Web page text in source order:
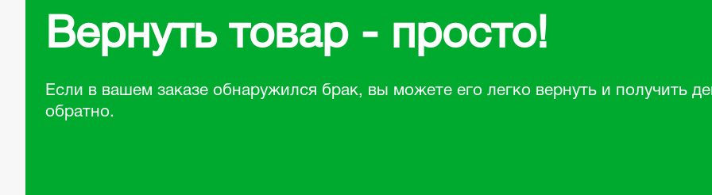
Вернуть товар - просто!
Если в вашем заказе обнаружился брак, вы можете его легко вернуть и получить
обратно.